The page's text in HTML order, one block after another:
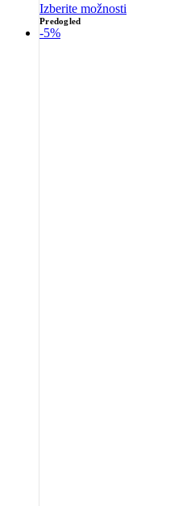
Izberite možnosti
Predogled
-5%